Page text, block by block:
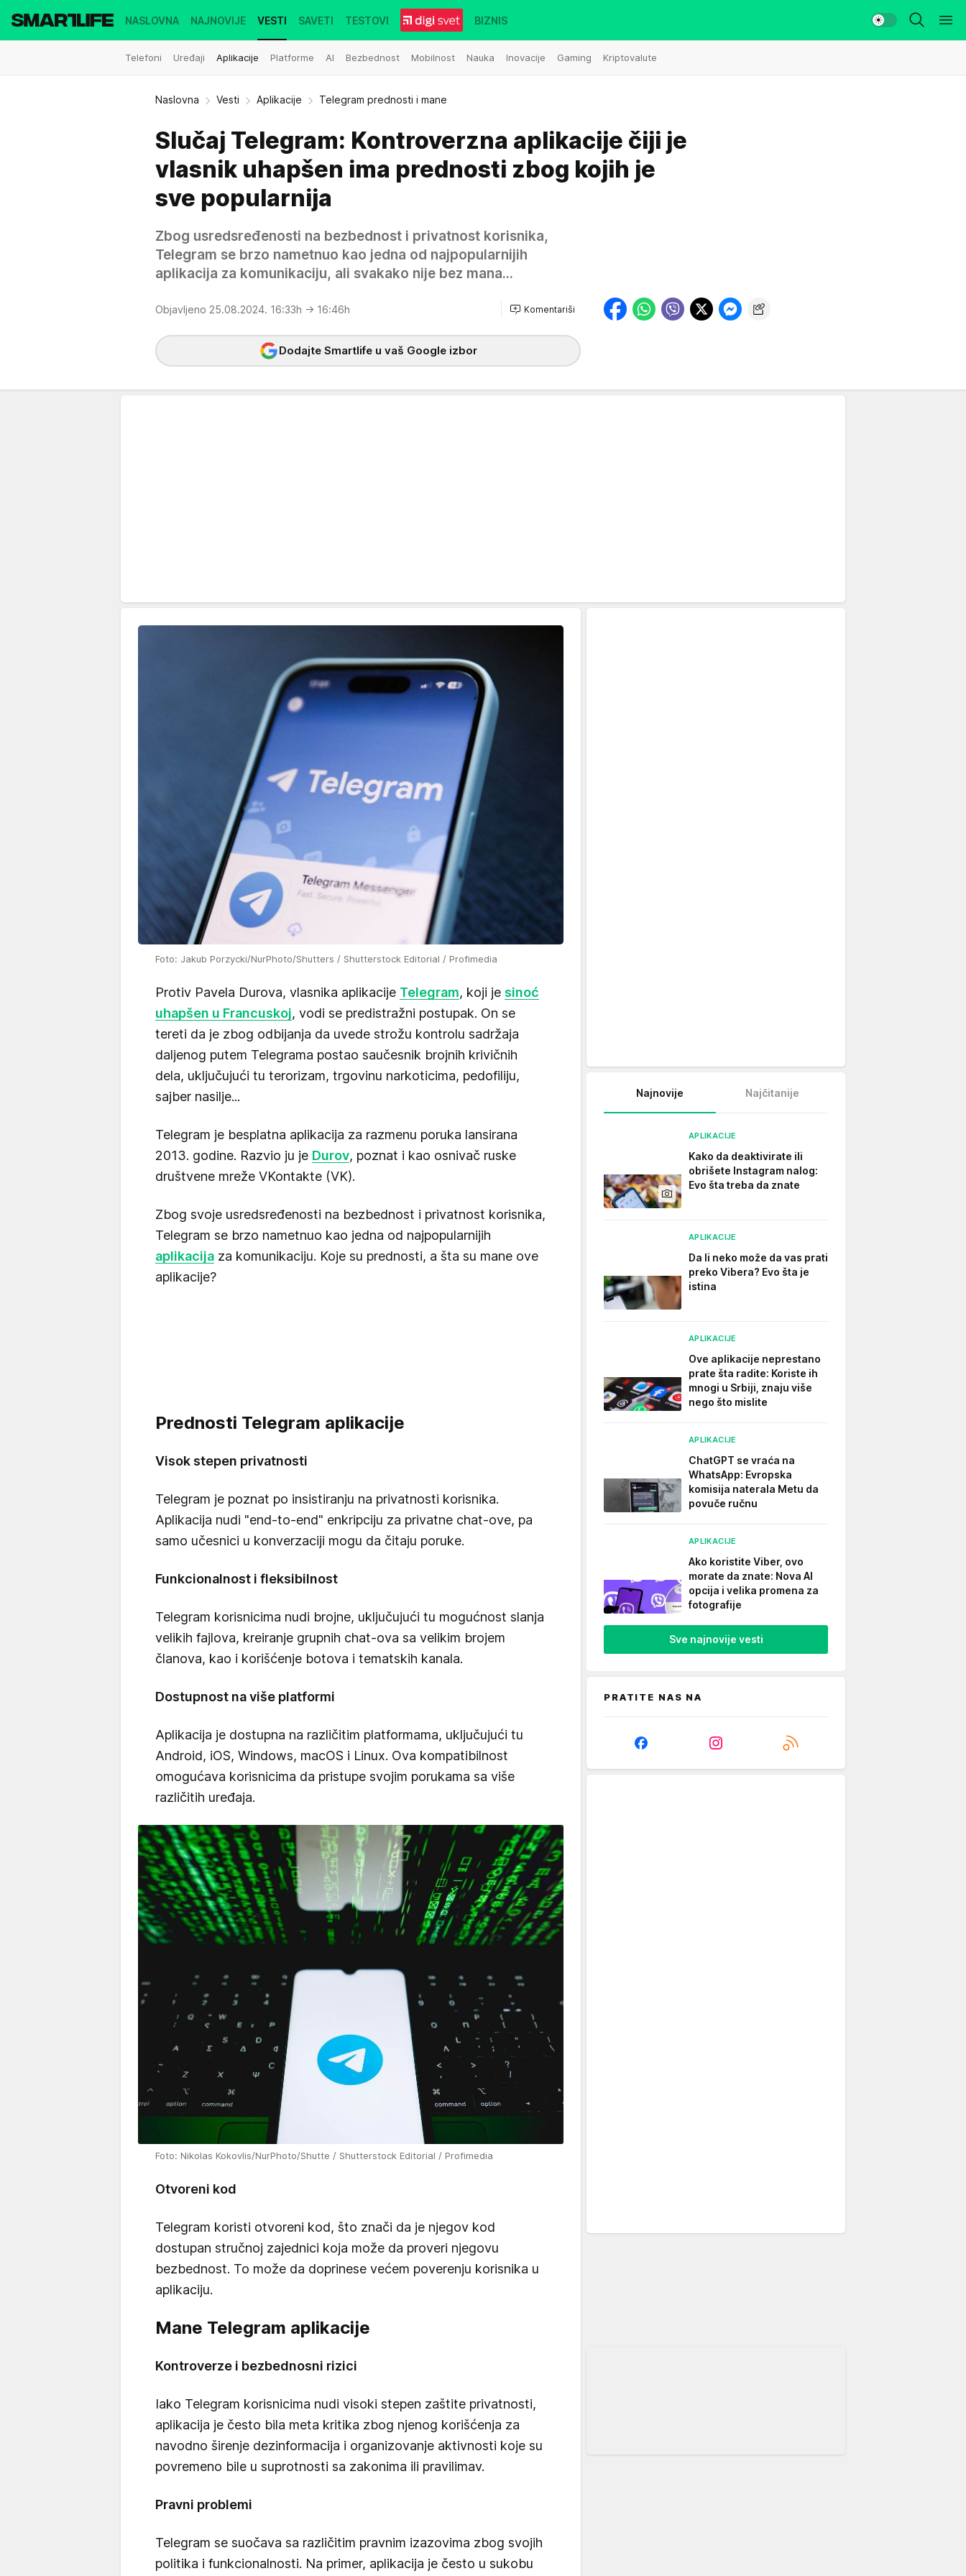
NASLOVNA NAJNOVIJE VESTI
Telefoni Uređaji Aplikacije Platforme AI Bezbednost Mobilnost Nauka Inovacije Gaming Kriptovalute
SAVETI TESTOVI BIZNIS
Naslovna Vesti Aplikacije Telegram prednosti i mane
Slučaj Telegram: Kontroverzna aplikacije čiji je
vlasnik uhapšen ima prednosti zbog kojih je
sve popularnija
Zbog usredsređenosti na bezbednost i privatnost korisnika,
Telegram se brzo nametnuo kao jedna od najpopularnijih
aplikacija za komunikaciju, ali svakako nije bez mana...
Objavljeno 25.08.2024. 16:33h → 16:46h Komentariši
Dodajte Smartlife u vaš Google izbor
Foto: Jakub Porzycki/NurPhoto/Shutters / Shutterstock Editorial / Profimedia
Protiv Pavela Durova, vlasnika aplikacije Telegram, koji je sinoć
uhapšen u Francuskoj, vodi se predistražni postupak. On se
tereti da je zbog odbijanja da uvede strožu kontrolu sadržaja
daljenog putem Telegrama postao saučesnik brojnih krivičnih
dela, uključujući tu terorizam, trgovinu narkoticima, pedofiliju,
sajber nasilje...
Telegram je besplatna aplikacija za razmenu poruka lansirana
2013. godine. Razvio ju je Durov, poznat i kao osnivač ruske
društvene mreže VKontakte (VK).
Zbog svoje usredsređenosti na bezbednost i privatnost korisnika,
Telegram se brzo nametnuo kao jedna od najpopularnijih
aplikacija za komunikaciju. Koje su prednosti, a šta su mane ove
aplikacije?
Prednosti Telegram aplikacije
Visok stepen privatnosti
Telegram je poznat po insistiranju na privatnosti korisnika.
Aplikacija nudi "end-to-end" enkripciju za privatne chat-ove, pa
samo učesnici u konverzaciji mogu da čitaju poruke.
Funkcionalnost i fleksibilnost
Telegram korisnicima nudi brojne, uključujući tu mogućnost slanja
velikih fajlova, kreiranje grupnih chat-ova sa velikim brojem
članova, kao i korišćenje botova i tematskih kanala.
Dostupnost na više platformi
Aplikacija je dostupna na različitim platformama, uključujući tu
Android, iOS, Windows, macOS i Linux. Ova kompatibilnost
omogućava korisnicima da pristupe svojim porukama sa više
različitih uređaja.
Foto: Nikolas Kokovlis/NurPhoto/Shutte / Shutterstock Editorial / Profimedia
Otvoreni kod
Telegram koristi otvoreni kod, što znači da je njegov kod
dostupan stručnoj zajednici koja može da proveri njegovu
bezbednost. To može da doprinese većem poverenju korisnika u
aplikaciju.
Mane Telegram aplikacije
Kontroverze i bezbednosni rizici
Iako Telegram korisnicima nudi visoki stepen zaštite privatnosti,
aplikacija je često bila meta kritika zbog njenog korišćenja za
navodno širenje dezinformacija i organizovanje aktivnosti koje su
povremeno bile u suprotnosti sa zakonima ili pravilimav.
Pravni problemi
Telegram se suočava sa različitim pravnim izazovima zbog svojih
politika i funkcionalnosti. Na primer, aplikacija je često u sukobu
Najnovije Najčitanije
APLIKACIJE
Kako da deaktivirate ili
obrišete Instagram nalog:
Evo šta treba da znate
APLIKACIJE
Da li neko može da vas prati
preko Vibera? Evo šta je
istina
APLIKACIJE
Ove aplikacije neprestano
prate šta radite: Koriste ih
mnogi u Srbiji, znaju više
nego što mislite
APLIKACIJE
ChatGPT se vraća na
WhatsApp: Evropska
komisija naterala Metu da
povuče ručnu
APLIKACIJE
Ako koristite Viber, ovo
morate da znate: Nova AI
opcija i velika promena za
fotografije
Sve najnovije vesti
PRATITE NAS NA